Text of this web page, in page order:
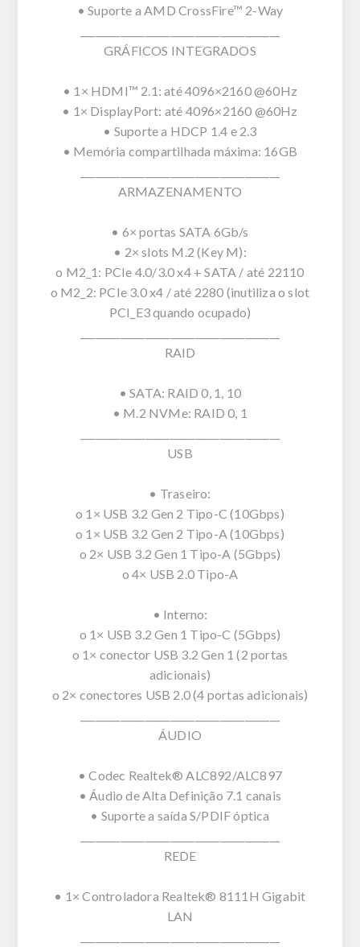
• Suporte a AMD CrossFire™ 2-Way
GRÁFICOS INTEGRADOS
• 1× HDMI™ 2.1: até 4096×2160 @60Hz
• 1× DisplayPort: até 4096×2160 @60Hz
• Suporte a HDCP 1.4 e 2.3
• Memória compartilhada máxima: 16GB
ARMAZENAMENTO
• 6× portas SATA 6Gb/s
• 2× slots M.2 (Key M):
o M2_1: PCIe 4.0/3.0 x4 + SATA / até 22110
o M2_2: PCIe 3.0 x4 / até 2280 (inutiliza o slot
PCI_E3 quando ocupado)
RAID
• SATA: RAID 0, 1, 10
• M.2 NVMe: RAID 0, 1
USB
• Traseiro:
o 1× USB 3.2 Gen 2 Tipo-C (10Gbps)
o 1× USB 3.2 Gen 2 Tipo-A (10Gbps)
o 2× USB 3.2 Gen 1 Tipo-A (5Gbps)
o 4× USB 2.0 Tipo-A
• Interno:
o 1× USB 3.2 Gen 1 Tipo-C (5Gbps)
o 1× conector USB 3.2 Gen 1 (2 portas
adicionais)
o 2× conectores USB 2.0 (4 portas adicionais)
ÁUDIO
• Codec Realtek® ALC892/ALC897
• Áudio de Alta Definição 7.1 canais
• Suporte a saída S/PDIF óptica
REDE
• 1× Controladora Realtek® 8111H Gigabit
LAN